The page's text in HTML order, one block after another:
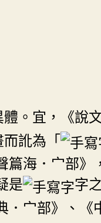
體。宜，《說
訛為「
篇海．宀部》
是
字
．宀部》、